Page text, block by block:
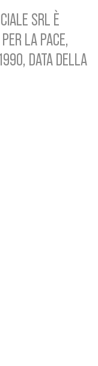
SRL È
LA PACE,
DATA DELLA